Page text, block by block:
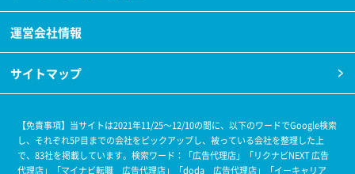
運営会社情報
サイトマップ
【免責事項】当サイトは2021年11/25～12/10の間に、以下のワードでGoogle検索
し、それぞれ5P目までの会社をピックアップし、被っている会社を整理した上
で、83社を掲載しています。検索ワード：「広告代理店」「リクナビNEXT 広告
代理店」「マイナビ転職 広告代理店」「doda 広告代理店」「イーキャリア